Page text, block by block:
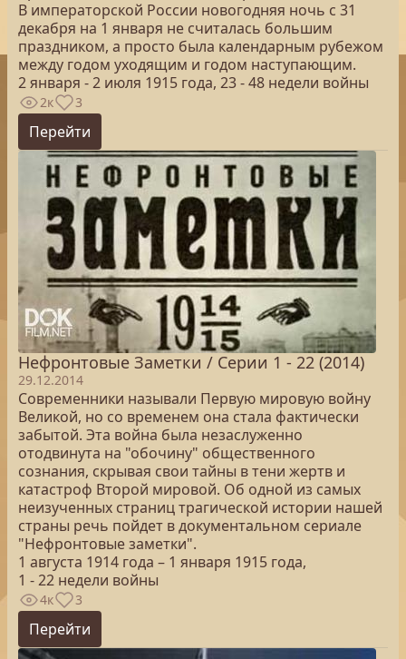
В императорской России новогодняя ночь с 31
декабря на 1 января не считалась большим
праздником, а просто была календарным рубежом
между годом уходящим и годом наступающим.
2 января - 2 июля 1915 года, 23 - 48 недели войны
2к 3
Перейти
Нефронтовые Заметки / Серии 1 - 22 (2014)
29.12.2014
Современники называли Первую мировую войну
Великой, но со временем она стала фактически
забытой. Эта война была незаслуженно
отодвинута на "обочину" общественного
сознания, скрывая свои тайны в тени жертв и
катастроф Второй мировой. Об одной из самых
неизученных страниц трагической истории нашей
страны речь пойдет в документальном сериале
"Нефронтовые заметки".
1 августа 1914 года – 1 января 1915 года,
1 - 22 недели войны
4к 3
Перейти